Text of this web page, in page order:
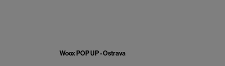
Woox POP UP - Ostrava